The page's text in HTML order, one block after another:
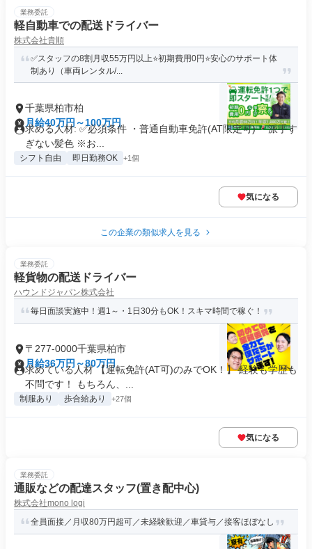
業務委託
軽自動車での配送ドライバー
株式会社貴順
✅スタッフの8割月収55万円以上⭐️初期費用0円⭐️安心のサポート体
制あり（車両レンタル/...
千葉県柏市柏
月給40万円～100万円
求める人材: ✅️必須条件 ・普通自動車免許(AT限定可) ・派手す
ぎない髪色 ※お...
シフト自由 即日勤務OK +1個
気になる
この企業の類似求人を見る
業務委託
軽貨物の配送ドライバー
ハウンドジャパン株式会社
毎日面談実施中！週1～・1日30分もOK！スキマ時間で稼ぐ！
〒277-0000千葉県柏市
月給36万円～80万円
求めている人材 【運転免許(AT可)のみでOK！】 経験も学歴も
不問です！ もちろん、...
制服あり 歩合給あり +27個
気になる
業務委託
通販などの配達スタッフ(置き配中心)
株式会社mono logi
全員面接／月収80万円超可／未経験歓迎／車貸与／接客ほぼなし